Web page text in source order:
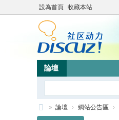
設為首頁 收藏本站
論壇
» 論壇 › 網站公告區 ›